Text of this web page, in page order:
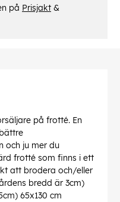
på Prisjakt &
på frotté. En
och ju mer du
frotté som finns i ett
att brodera och/eller
bredd är 3cm)
65x130 cm